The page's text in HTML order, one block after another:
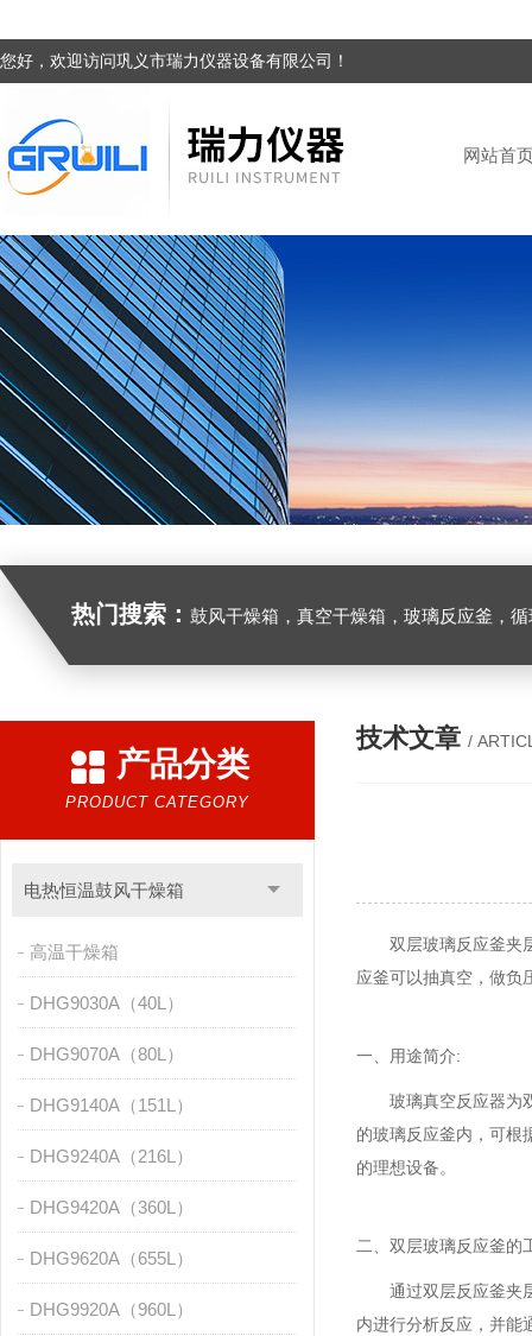
您好，欢迎访问巩义市瑞力仪器设备有限公司！
网站首
热门搜索： 鼓风干燥箱，真空干燥箱，玻璃反应釜，循环水真空泵
产品分类
PRODUCT CATEGORY
电热恒温鼓风干燥箱
高温干燥箱
DHG9030A（40L）
DHG9070A（80L）
DHG9140A（151L）
DHG9240A（216L）
DHG9420A（360L）
DHG9620A（655L）
DHG9920A（960L）
技术文章 /
双层玻璃反应釜夹层
应釜可以抽真空，做负
一、用途简介:
玻璃真空反应器为双
的玻璃反应釜内，可根
的理想设备。
二、双层玻璃反应釜的
通过双层反应釜夹层
内进行分析反应，并能